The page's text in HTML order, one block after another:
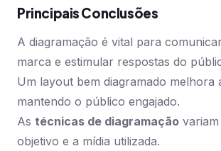
Principais Conclusões
A diagramação é vital para
marca e estimular respostas do
Um layout bem diagramado melhora
mantendo o público engajado.
As técnicas de diagramação
objetivo e a mídia utilizada.